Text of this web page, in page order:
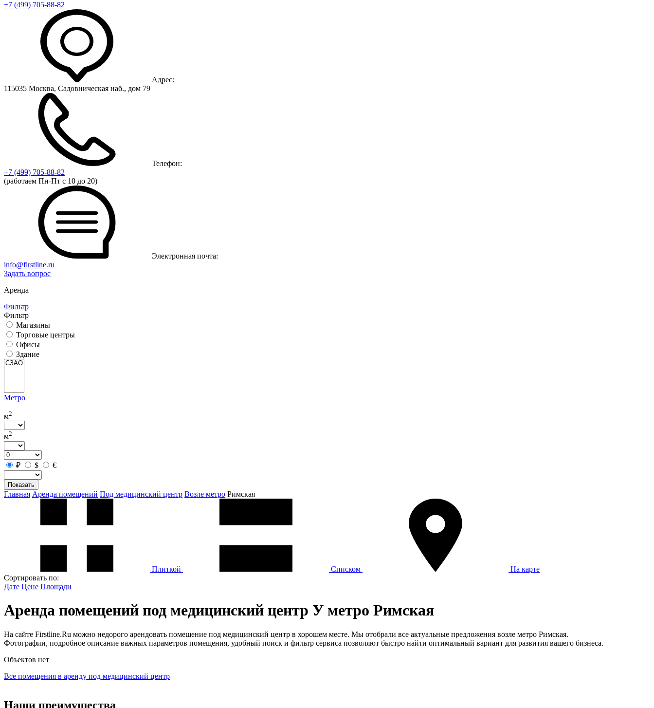
+7 (499) 705-88-82
Адрес:
115035 Москва, Садовническая наб., дом 79
Телефон:
+7 (499) 705-88-82
(работаем Пн-Пт с 10 до 20)
Электронная почта:
info@firstline.ru
Задать вопрос
Аренда
Фильтр
Фильтр
Магазины
Торговые центры
Офисы
Здание
Метро
м2
м2
₽ $ €
Показать
Главная Аренда помещений Под медицинский центр Возле метро Римская
Плиткой Списком
На карте
Сортировать по:
Дате Цене Площади
Аренда помещений под медицинский центр У метро Римская
На сайте Firstline.Ru можно недорого арендовать помещение под медицинский центр в хорошем месте. Мы отобрали все актуальные предложения возле метро Римская.
Фотографии, подробное описание важных параметров помещения, удобный поиск и фильтр сервиса позволяют быстро найти оптимальный вариант для развития вашего бизнеса.
Объектов нет
Все помещения в аренду под медицинский центр
Наши преимущества